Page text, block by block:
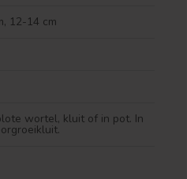
12-14 cm
wortel, kluit of in pot. In